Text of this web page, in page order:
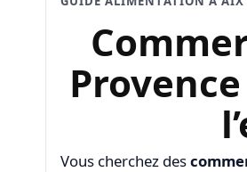
Vous cherchez des